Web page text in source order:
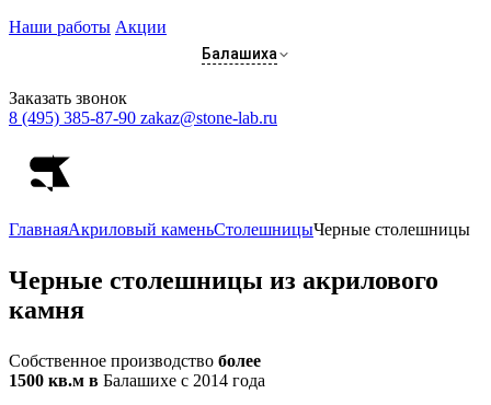
Наши работы Акции
Балашиха
Заказать звонок
8 (495) 385-87-90 zakaz@stone-lab.ru
ГлавнаяАкриловый каменьСтолешницыЧерные столешницы
Черные столешницы из акрилового
камня
Собственное производство более
1500 кв.м в Балашихе с 2014 года